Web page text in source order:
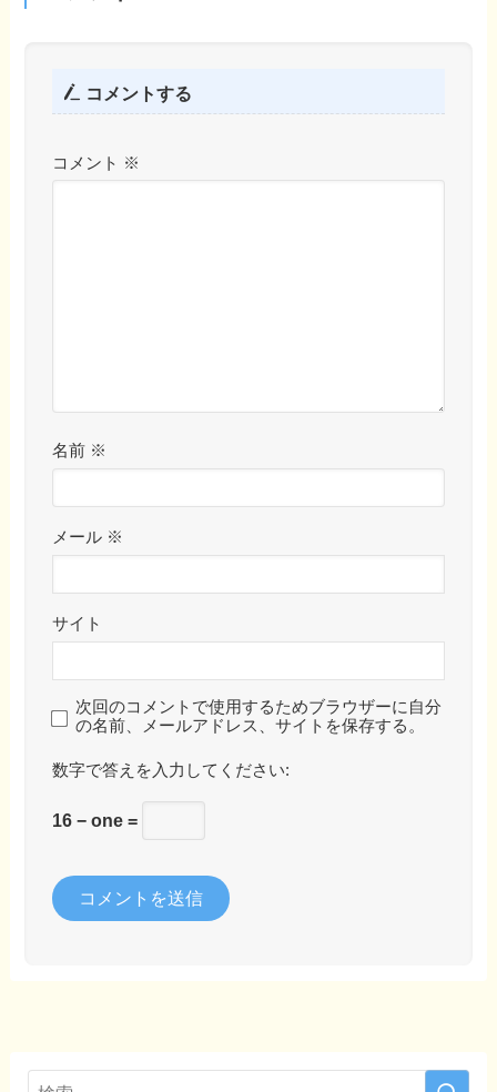
コメントする
コメント ※
名前 ※
メール ※
サイト
次回のコメントで使用するためブラウザーに自分
の名前、メールアドレス、サイトを保存する。
数字で答えを入力してください:
16 − one =